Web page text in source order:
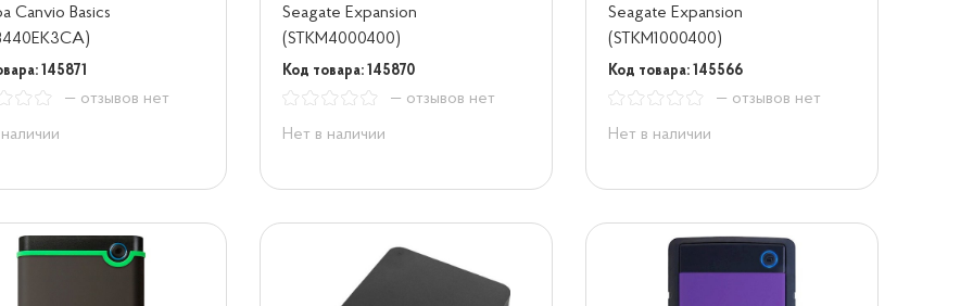
Canvio Basics
145871
— отзывов нет
Seagate Expansion
(STKM4000400)
Код товара: 145870
— отзывов нет
Нет в наличии
Seagate Expansion
(STKM1000400)
Код товара: 145566
— отзывов нет
Нет в наличии